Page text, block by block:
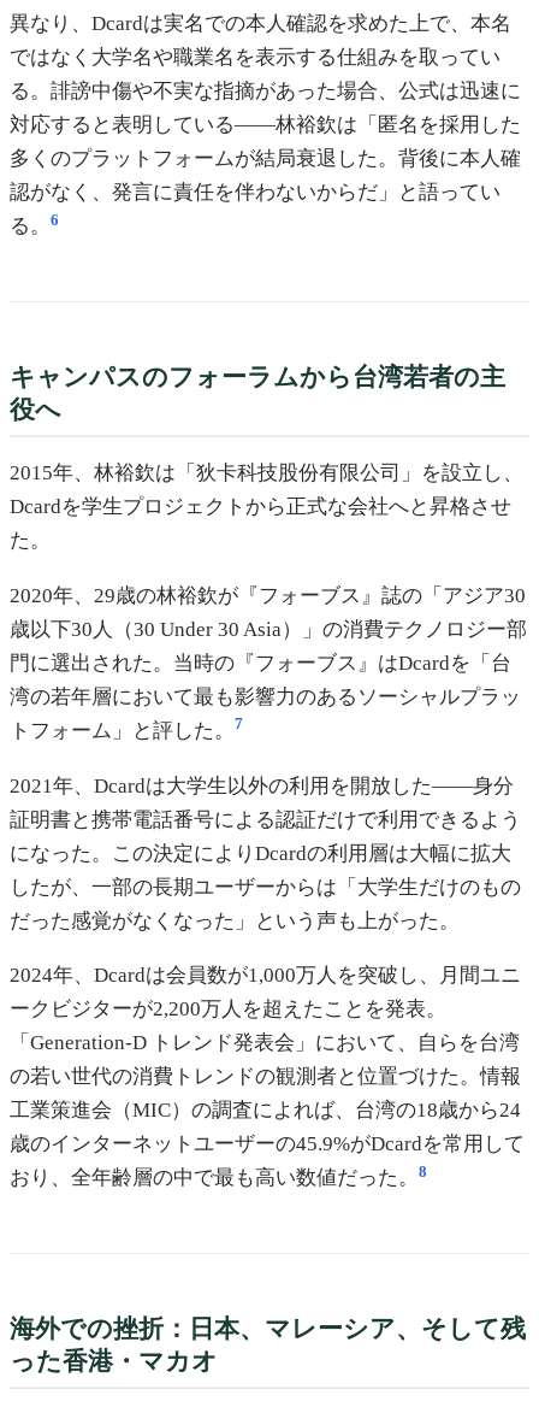
異なり、Dcardは実名での本人確認を求めた上で、本名
ではなく大学名や職業名を表示する仕組みを取ってい
る。誹謗中傷や不実な指摘があった場合、公式は迅速に
対応すると表明している——林裕欽は「匿名を採用した
多くのプラットフォームが結局衰退した。背後に本人確
認がなく、発言に責任を伴わないからだ」と語ってい
る。
6
キャンパスのフォーラムから台湾若者の主
役へ
2015年、林裕欽は「狄卡科技股份有限公司」を設立し、
Dcardを学生プロジェクトから正式な会社へと昇格させ
た。
2020年、29歳の林裕欽が『フォーブス』誌の「アジア30
歳以下30人（30 Under 30 Asia）」の消費テクノロジー部
門に選出された。当時の『フォーブス』はDcardを「台
湾の若年層において最も影響力のあるソーシャルプラッ
トフォーム」と評した。
7
2021年、Dcardは大学生以外の利用を開放した——身分
証明書と携帯電話番号による認証だけで利用できるよう
になった。この決定によりDcardの利用層は大幅に拡大
したが、一部の長期ユーザーからは「大学生だけのもの
だった感覚がなくなった」という声も上がった。
2024年、Dcardは会員数が1,000万人を突破し、月間ユニ
ークビジターが2,200万人を超えたことを発表。
「Generation-D トレンド発表会」において、自らを台湾
の若い世代の消費トレンドの観測者と位置づけた。情報
工業策進会（MIC）の調査によれば、台湾の18歳から24
歳のインターネットユーザーの45.9%がDcardを常用して
おり、全年齢層の中で最も高い数値だった。
8
海外での挫折：日本、マレーシア、そして残
った香港・マカオ